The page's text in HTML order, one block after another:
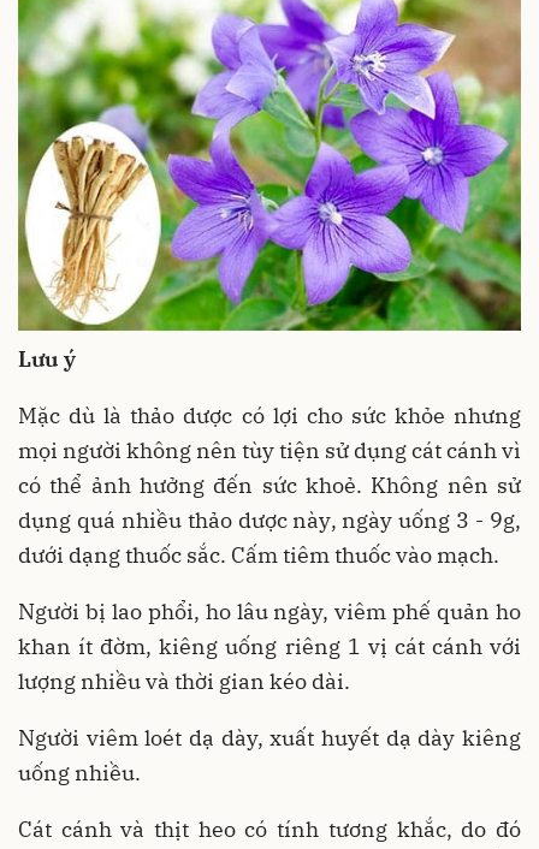
Lưu ý
Mặc dù là thảo dược có lợi cho sức khỏe nhưng
mọi người không nên tùy tiện sử dụng cát cánh vì
có thể ảnh hưởng đến sức khoẻ. Không nên sử
dụng quá nhiều thảo dược này, ngày uống 3 - 9g,
dưới dạng thuốc sắc. Cấm tiêm thuốc vào mạch.
Người bị lao phổi, ho lâu ngày, viêm phế quản ho
khan ít đờm, kiêng uống riêng 1 vị cát cánh với
lượng nhiều và thời gian kéo dài.
Người viêm loét dạ dày, xuất huyết dạ dày kiêng
uống nhiều.
Cát cánh và thịt heo có tính tương khắc, do đó